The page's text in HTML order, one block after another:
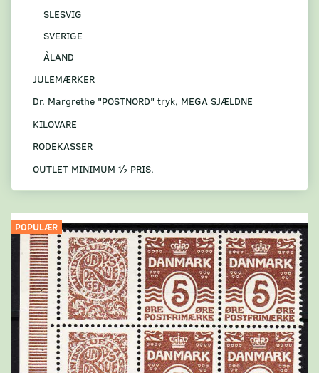
SLESVIG
SVERIGE
ÅLAND
JULEMÆRKER
Dr. Margrethe "POSTNORD" tryk, MEGA SJÆLDNE
KILOVARE
RODEKASSER
OUTLET MINIMUM ½ PRIS.
POPULÆR